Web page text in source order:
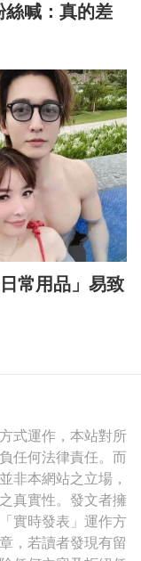
喊：真的差
常用品」易致
式運作，本站對所
任何法律責任。而
非本網站之立場，
真實性。發文者擁
實時發表」運作方
，若讀者發現有留